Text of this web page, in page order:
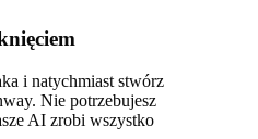
i natychmiast stwórz
Nie potrzebujesz
AI zrobi wszystko